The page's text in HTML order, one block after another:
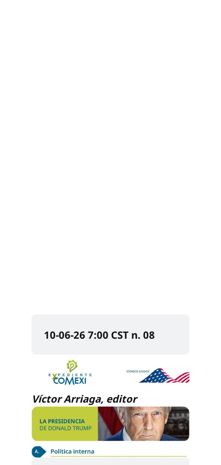
10-06-26 7:00 CST n. 08
Víctor Arriaga, editor